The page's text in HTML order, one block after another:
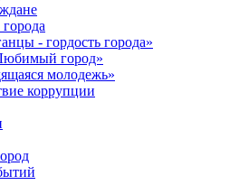
- гордость города»
город»
молодежь»
коррупции